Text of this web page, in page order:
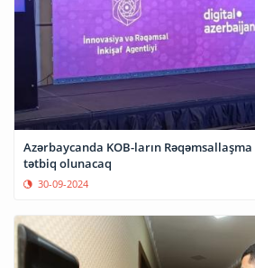
Azərbaycanda KOB-ların
tətbiq olunacaq
30-09-2024